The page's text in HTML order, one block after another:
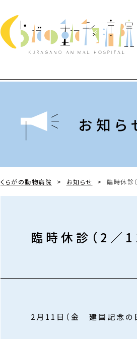
お知ら
くらがの動物病院 > お知らせ > 臨時休診
臨時休診（2／
2月11日（金 建国記念の